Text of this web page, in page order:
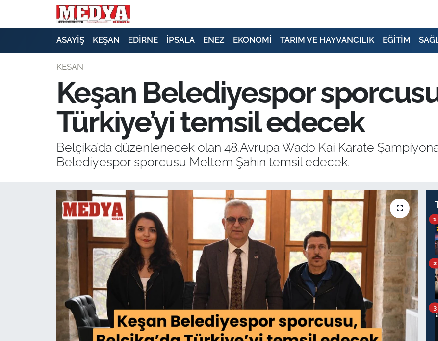
ASAYİŞ KEŞAN EDİRNE İPSALA ENEZ EKONOMİ TARIM VE HAYVANCILIK EĞİTİM
KEŞAN
Keşan Belediyespor
Türkiye’yi temsil edecek
Belçika’da düzenlenecek olan 48.Avrupa Wado Kai Karate
Belediyespor sporcusu Meltem Şahin temsil edecek.
1
2
3
E-GAZETE
SİYASET
EKONOMİ
SAĞLIK
TARIM VE HAYVANCILIK
KÜLTÜR SANAT
RESMİ İLAN